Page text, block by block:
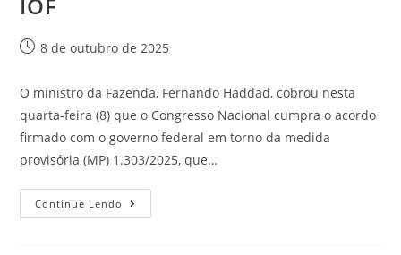
8 de outubro de 2025
O ministro da Fazenda, Fernando Haddad, cobrou nesta
quarta-feira (8) que o Congresso Nacional cumpra o acordo
firmado com o governo federal em torno da medida
provisória (MP) 1.303/2025, que…
Continue Lendo